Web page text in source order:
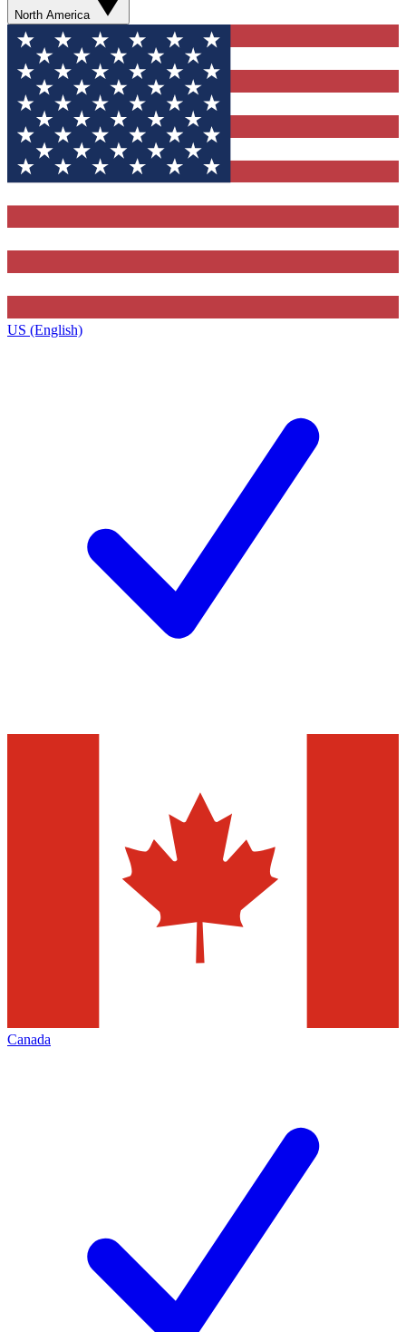
North America
US (English)
Canada